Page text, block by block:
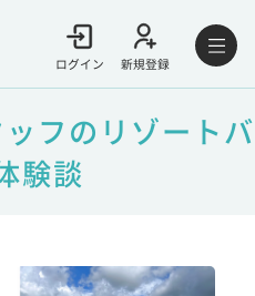
ログイン 新規登録
フのリゾートバ
験談